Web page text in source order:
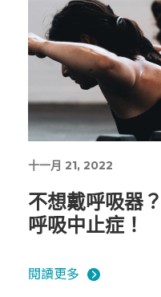
十一月 21, 2022
不想戴呼吸器
呼吸中止症！
閱讀更多